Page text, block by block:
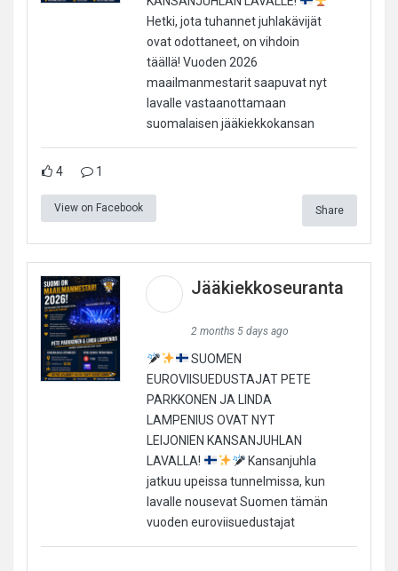
Hetki, jota tuhannet juhlakävijät
ovat odottaneet, on vihdoin
täällä! Vuoden 2026
maailmanmestarit saapuvat nyt
lavalle vastaanottamaan
suomalaisen jääkiekkokansan
4 1
View on Facebook Share
Jääkiekkoseuranta
2 months 5 days ago
SUOMEN
EUROVIISUEDUSTAJAT PETE
PARKKONEN JA LINDA
LAMPENIUS OVAT NYT
LEIJONIEN KANSANJUHLAN
LAVALLA!
Kansanjuhla
jatkuu upeissa tunnelmissa, kun
lavalle nousevat Suomen tämän
vuoden euroviisuedustajat